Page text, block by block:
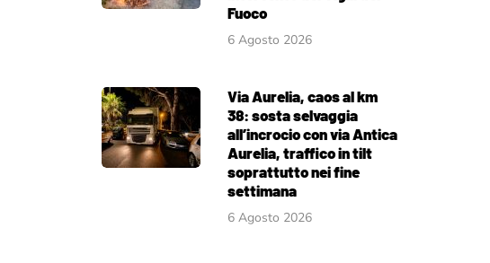
Fuoco
6 Agosto 2026
Via Aurelia, caos al km
38: sosta selvaggia
all’incrocio con via Antica
Aurelia, traffico in tilt
soprattutto nei fine
settimana
6 Agosto 2026